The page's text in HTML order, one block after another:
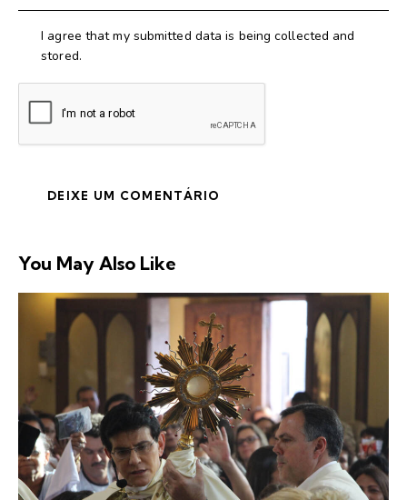
I agree that my submitted data is being collected and
stored.
You May Also Like